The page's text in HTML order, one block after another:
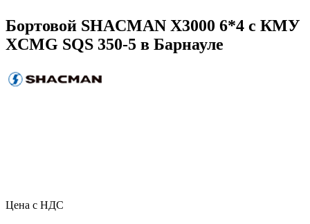
Бортовой SHACMAN X3000 6*4 с КМУ
XCMG SQS 350-5 в Барнауле
Цена с НДС